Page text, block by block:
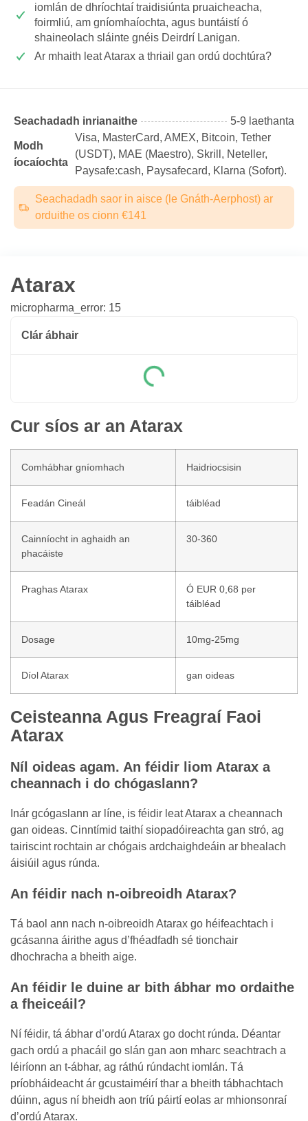
iomlán de dhríochtaí traidisiúnta pruaicheacha,
foirmliú, am gníomhaíochta, agus buntáistí ó
shaineolach sláinte gnéis Deirdrí Lanigan.
Ar mhaith leat Atarax a thriail gan ordú dochtúra?
Seachadadh inrianaithe 5-9 laethanta
Modh
íocaíochta
Visa, MasterCard, AMEX, Bitcoin, Tether
(USDТ), MAE (Maestro), Skrill, Neteller,
Paysafe:cash, Paysafecard, Klarna (Sofort).
Seachadadh saor in aisce (le Gnáth-Aerphost) ar
orduithe os cionn €141
Atarax
micropharma_error: 15
Clár ábhair
Cur síos ar an Atarax
Comhábhar gníomhach Haidriocsisin
Feadán Cineál táibléad
Cainníocht in aghaidh an
phacáiste
30-360
Praghas Atarax
Ó EUR 0,68 per
táibléad
Dosage 10mg-25mg
Díol Atarax gan oideas
Ceisteanna Agus Freagraí Faoi
Atarax
Níl oideas agam. An féidir liom Atarax a
cheannach i do chógaslann?
Inár gcógaslann ar líne, is féidir leat Atarax a cheannach
gan oideas. Cinntímid taithí siopadóireachta gan stró, ag
tairiscint rochtain ar chógais ardchaighdeáin ar bhealach
áisiúil agus rúnda.
An féidir nach n-oibreoidh Atarax?
Tá baol ann nach n-oibreoidh Atarax go héifeachtach i
gcásanna áirithe agus d’fhéadfadh sé tionchair
dhochracha a bheith aige.
An féidir le duine ar bith ábhar mo ordaithe
a fheiceáil?
Ní féidir, tá ábhar d’ordú Atarax go docht rúnda. Déantar
gach ordú a phacáil go slán gan aon mharc seachtrach a
léiríonn an t-ábhar, ag ráthú rúndacht iomlán. Tá
príobháideacht ár gcustaiméirí thar a bheith tábhachtach
dúinn, agus ní bheidh aon tríú páirtí eolas ar mhionsonraí
d’ordú Atarax.